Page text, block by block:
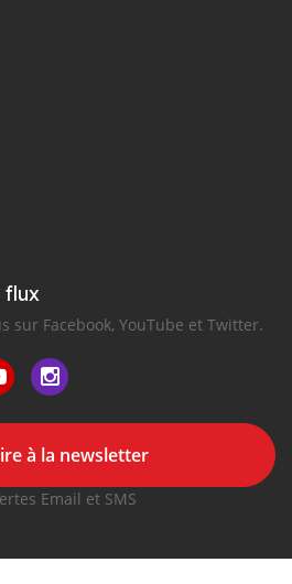
flux
sur Facebook, YouTube et Twitter.
à la newsletter
Email et SMS